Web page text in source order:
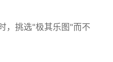
，挑选"极其乐图"而不